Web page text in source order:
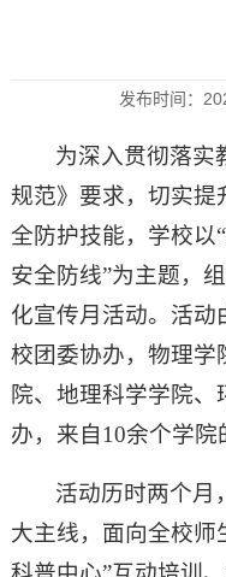
发布时间：
为深入贯彻落实
规范》要求，切实提
全防护技能，学校以
安全防线”为主题，
化宣传月活动。活动
校团委协办，物理学
院、地理科学学院
办，来自10余个学院
活动历时两个月
大主线，面向全校师